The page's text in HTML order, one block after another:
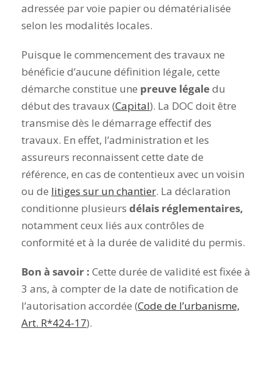
adressée par voie papier ou dématérialisée
selon les modalités locales.
Puisque le commencement des travaux ne
bénéficie d’aucune définition légale, cette
démarche constitue une preuve légaledu
début des travaux (Capital). La DOC doit être
transmise dès le démarrage effectif des
travaux. En effet, l’administration et les
assureurs reconnaissent cette date de
référence, en cas de contentieux avec un voisin
ou de litiges sur un chantier. La déclaration
conditionne plusieurs délais réglementaires,
notamment ceux liés aux contrôles de
conformité et à la durée de validité du permis.
Bon à savoir : Cette durée de validité est fixée à
3 ans, à compter de la date de notification de
l’autorisation accordée (Code de l’urbanisme,
Art. R*424-17).